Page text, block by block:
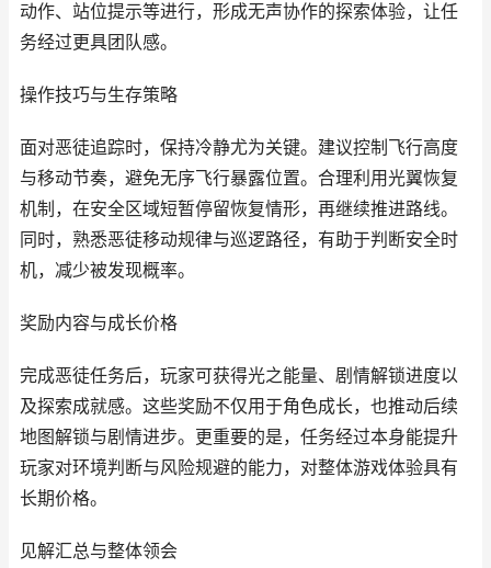
动作、站位提示等进行，形成无声协作的探索体验，让任
务经过更具团队感。
操作技巧与生存策略
面对恶徒追踪时，保持冷静尤为关键。建议控制飞行高度
与移动节奏，避免无序飞行暴露位置。合理利用光翼恢复
机制，在安全区域短暂停留恢复情形，再继续推进路线。
同时，熟悉恶徒移动规律与巡逻路径，有助于判断安全时
机，减少被发现概率。
奖励内容与成长价格
完成恶徒任务后，玩家可获得光之能量、剧情解锁进度以
及探索成就感。这些奖励不仅用于角色成长，也推动后续
地图解锁与剧情进步。更重要的是，任务经过本身能提升
玩家对环境判断与风险规避的能力，对整体游戏体验具有
长期价格。
见解汇总与整体领会